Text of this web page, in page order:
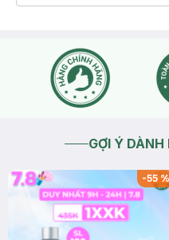
GỢI Ý DÀNH
-55%